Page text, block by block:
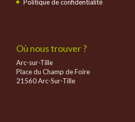
Politique de confidentialité
Où nous trouver ?
Arc-sur-Tille
Place du Champ de Foire
21560 Arc-Sur-Tille